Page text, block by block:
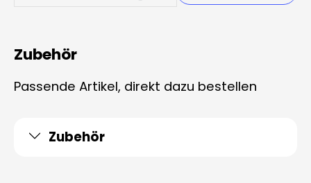
Zubehör
Passende Artikel, direkt dazu bestellen
Zubehör